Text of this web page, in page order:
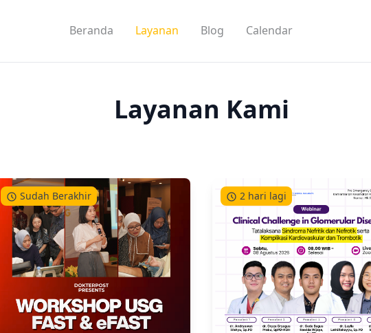
Beranda Layanan Blog Calendar
Layanan Kami
Sudah Berakhir 2 hari lagi